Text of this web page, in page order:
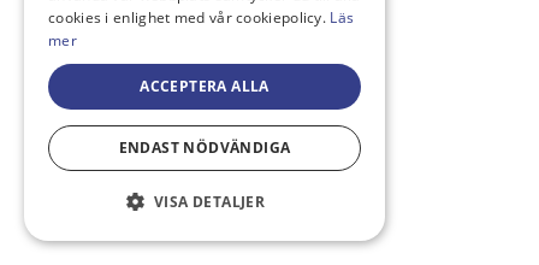
cookies i enlighet med vår cookiepolicy. Läs
mer
ACCEPTERA ALLA
ENDAST NÖDVÄNDIGA
VISA DETALJER